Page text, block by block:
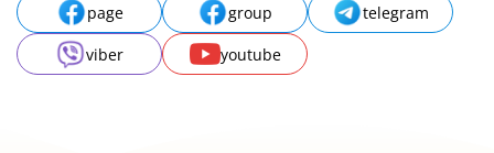
page group
telegram
viber
youtube